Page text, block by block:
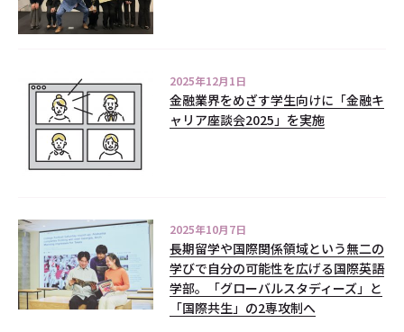
2025年12月1日
金融業界をめざす学生向けに「金融キ
ャリア座談会2025」を実施
2025年10月7日
長期留学や国際関係領域という無二の
学びで自分の可能性を広げる国際英語
学部。「グローバルスタディーズ」と
「国際共生」の2専攻制へ